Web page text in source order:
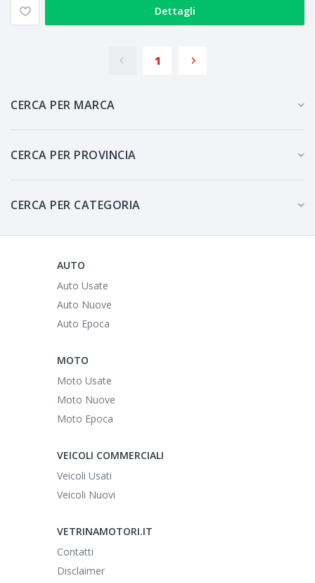
Dettagli
1
CERCA PER MARCA
CERCA PER PROVINCIA
CERCA PER CATEGORIA
AUTO
Auto Usate
Auto Nuove
Auto Epoca
MOTO
Moto Usate
Moto Nuove
Moto Epoca
VEICOLI COMMERCIALI
Veicoli Usati
Veicoli Nuovi
VETRINAMOTORI.IT
Contatti
Disclaimer